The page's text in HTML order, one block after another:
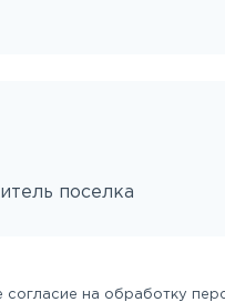
поселка
согласие на обработку